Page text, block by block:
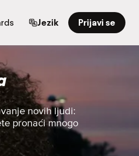
Jezik Prijavi se
novih ljudi:
pronaći mnogo